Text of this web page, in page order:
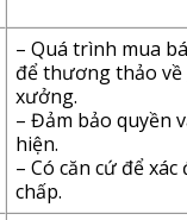
– Quá trình mua
để thương thảo
xưởng.
– Đảm bảo quyền
hiện.
– Có căn cứ để
chấp.